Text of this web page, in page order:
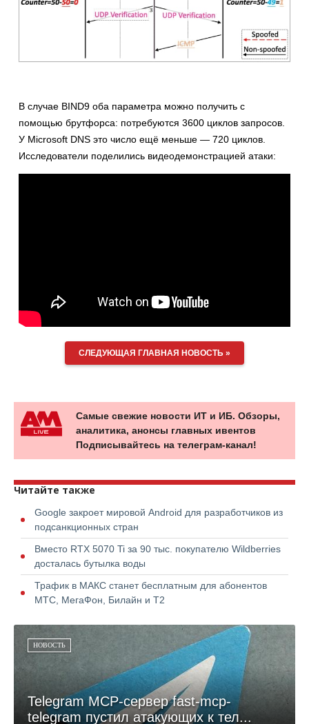
В случае BIND9 оба параметра можно получить с
помощью брутфорса: потребуются 3600 циклов запросов.
У Microsoft DNS это число ещё меньше — 720 циклов.
Исследователи поделились видеодемонстрацией атаки:
СЛЕДУЮЩАЯ ГЛАВНАЯ НОВОСТЬ »
Самые свежие новости ИТ и ИБ. Обзоры,
аналитика, анонсы главных ивентов
Подписывайтесь на телеграм-канал!
Читайте также
Google закроет мировой Android для разработчиков из
подсанкционных стран
Вместо RTX 5070 Ti за 90 тыс. покупателю Wildberries
досталась бутылка воды
Трафик в МАКС станет бесплатным для абонентов
МТС, МегаФон, Билайн и Т2
НОВОСТЬ
Telegram MCP-сервер fast-mcp-
telegram пустил атакующих к тел...